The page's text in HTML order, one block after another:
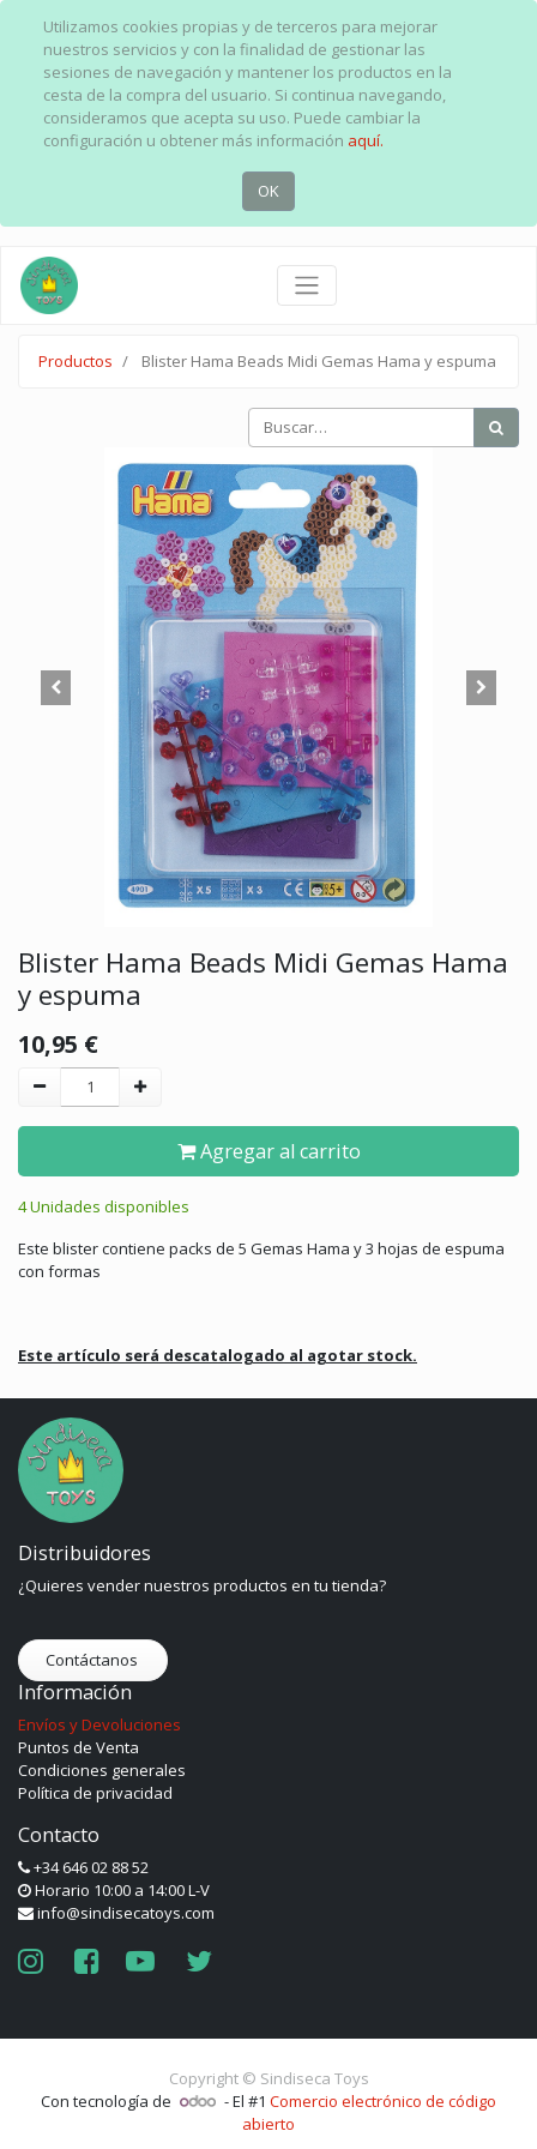
Utilizamos cookies propias y de terceros para mejorar
nuestros servicios y con la finalidad de gestionar las
sesiones de navegación y mantener los productos en la
cesta de la compra del usuario. Si continua navegando,
consideramos que acepta su uso. Puede cambiar la
configuración u obtener más información aquí.
OK
Productos Blister Hama Beads Midi Gemas Hama y espuma
Blister Hama Beads Midi Gemas Hama
y espuma
10,95 €
Agregar al carrito
4 Unidades disponibles
Este blister contiene packs de 5 Gemas Hama y 3 hojas de espuma
con formas
Este artículo será descatalogado al agotar stock.
Distribuidores
¿Quieres vender nuestros productos en tu tienda?
Contáctanos
Información
Envíos y Devoluciones
Puntos de Venta
Condiciones generales
Política de privacidad
Contacto
+34 646 02 88 52
Horario 10:00 a 14:00 L-V
info@sindisecatoys.com
Copyright © Sindiseca Toys
Con tecnología de
- El #1 Comercio electrónico de código
abierto